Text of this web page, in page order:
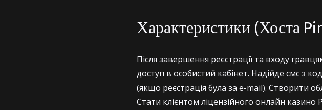
Характеристики (Хоста
Після завершення реєстрації та входу
доступ в особистий кабінет. Надійде смс з
(якщо реєстрація була за e-mail). Створити
Стати клієнтом ліцензійного онлайн